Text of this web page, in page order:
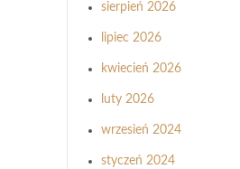
sierpień 2026
lipiec 2026
kwiecień 2026
luty 2026
wrzesień 2024
styczeń 2024